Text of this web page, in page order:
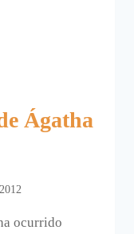
Ágatha
ocurrido